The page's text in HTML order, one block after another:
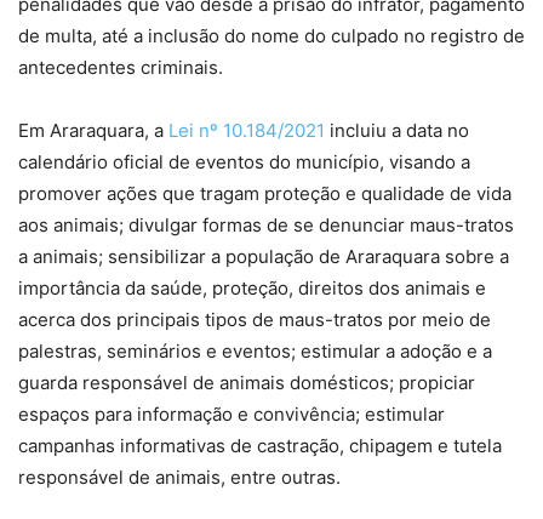
de multa, até a inclusão do nome do culpado no registro de
antecedentes criminais.
Em Araraquara, a Lei nº 10.184/2021 incluiu a data no
calendário oficial de eventos do município, visando a
promover ações que tragam proteção e qualidade de vida
aos animais; divulgar formas de se denunciar maus-tratos
a animais; sensibilizar a população de Araraquara sobre a
importância da saúde, proteção, direitos dos animais e
acerca dos principais tipos de maus-tratos por meio de
palestras, seminários e eventos; estimular a adoção e a
guarda responsável de animais domésticos; propiciar
espaços para informação e convivência; estimular
campanhas informativas de castração, chipagem e tutela
responsável de animais, entre outras.